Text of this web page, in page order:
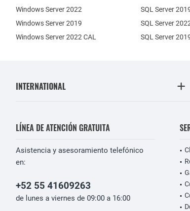
Windows Server 2022
Windows Server 2019
SQL Server
Windows Server 2022 CAL
SQL Server
SQL Server
INTERNATIONAL
LÍNEA DE ATENCIÓN GRATUITA
Asistencia y asesoramiento telefónico
en:
+52 55 41609263
de lunes a viernes de 09:00 a 16:00